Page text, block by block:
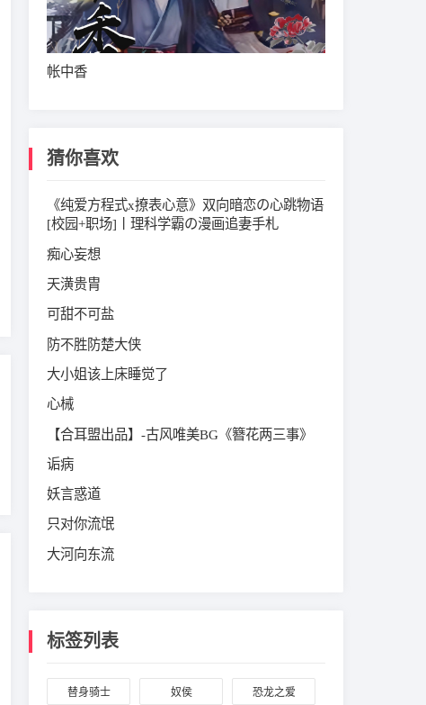
帐中香
猜你喜欢
《纯爱方程式x撩表心意》双向暗恋の心跳物语
[校园+职场]丨理科学霸の漫画追妻手札
痴心妄想
天潢贵胄
可甜不可盐
防不胜防楚大侠
大小姐该上床睡觉了
心械
【合耳盟出品】-古风唯美BG《簪花两三事》
诟病
妖言惑道
只对你流氓
大河向东流
标签列表
替身骑士 奴侯 恐龙之爱